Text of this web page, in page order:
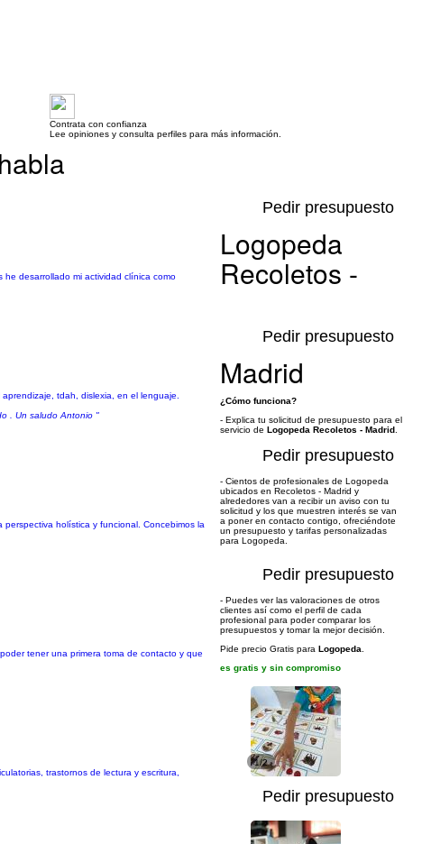
Contrata con confianza
Lee opiniones y consulta perfiles para más información.
desarrollado mi actividad clínica como
Pedir presupuesto
tdah, dislexia, en el lenguaje.
. Un saludo Antonio "
Pedir presupuesto
holística y funcional. Concebimos la
Pedir presupuesto
tener una primera toma de contacto y que
Pedir presupuesto
trastornos de lectura y escritura,
1/2
Pedir presupuesto
Logopeda
Recoletos -
Madrid
¿Cómo funciona?
- Explica tu solicitud de presupuesto para el
servicio de Logopeda Recoletos - Madrid
- Cientos de profesionales de Logopeda
ubicados en Recoletos - Madrid y
alrededores van a recibir un aviso con tu
solicitud y los que muestren interés se van
a poner en contacto contigo, ofreciéndote
un presupuesto y tarifas personalizadas
para Logopeda.
- Puedes ver las valoraciones de otros
clientes así como el perfil de cada
profesional para poder comparar los
presupuestos y tomar la mejor decisión.
Pide precio Gratis para Logopeda
es gratis y sin compromiso